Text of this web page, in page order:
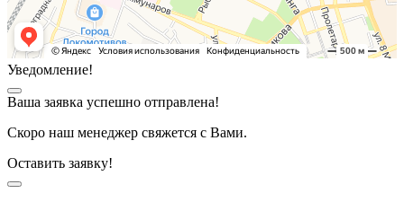
Уведомление!
Ваша заявка успешно отправлена!
Скоро наш менеджер свяжется с Вами.
Оставить заявку!